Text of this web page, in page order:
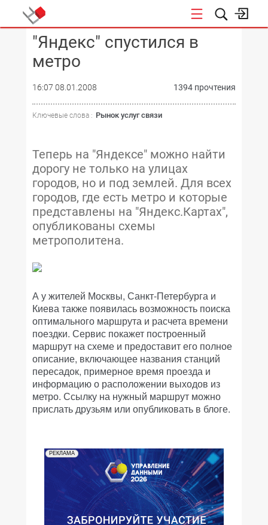
КОНФЕРЕНЦИИ
"Яндекс" спустился в
метро
16:07 08.01.2008 1394 прочтения
Ключевые слова : Рынок услуг связи
Теперь на "Яндексе" можно найти
дорогу не только на улицах
городов, но и под землей. Для всех
городов, где есть метро и которые
представлены на "Яндекс.Картах",
опубликованы схемы
метрополитена.
А у жителей Москвы, Санкт-Петербурга и
Киева также появилась возможность поиска
оптимального маршрута и расчета времени
поездки. Сервис покажет построенный
маршрут на схеме и предоставит его полное
описание, включающее названия станций
пересадок, примерное время проезда и
информацию о расположении выходов из
метро. Ссылку на нужный маршрут можно
прислать друзьям или опубликовать в блоге.
РЕКЛАМА